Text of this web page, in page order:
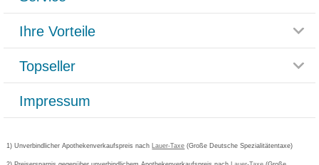
Häufig gestellte Fragen
Datenschutz
AGB
Cookie-Einstellungen
Rücksendemöglichkeit
Paketlieferstatus
Versandkosten
Bestellschein ausfüllen
Ihre Vorteile
Rezeptlieferung
Bonusprogramm
Gutschein und Rabatte
Kundenbewertung
Topseller
Grippostad
Bepanthen
Impressum
1) Unverbindlicher Apothekenverkaufspreis nach Lauer-Taxe (Große Deutsche Spezialitätentaxe)